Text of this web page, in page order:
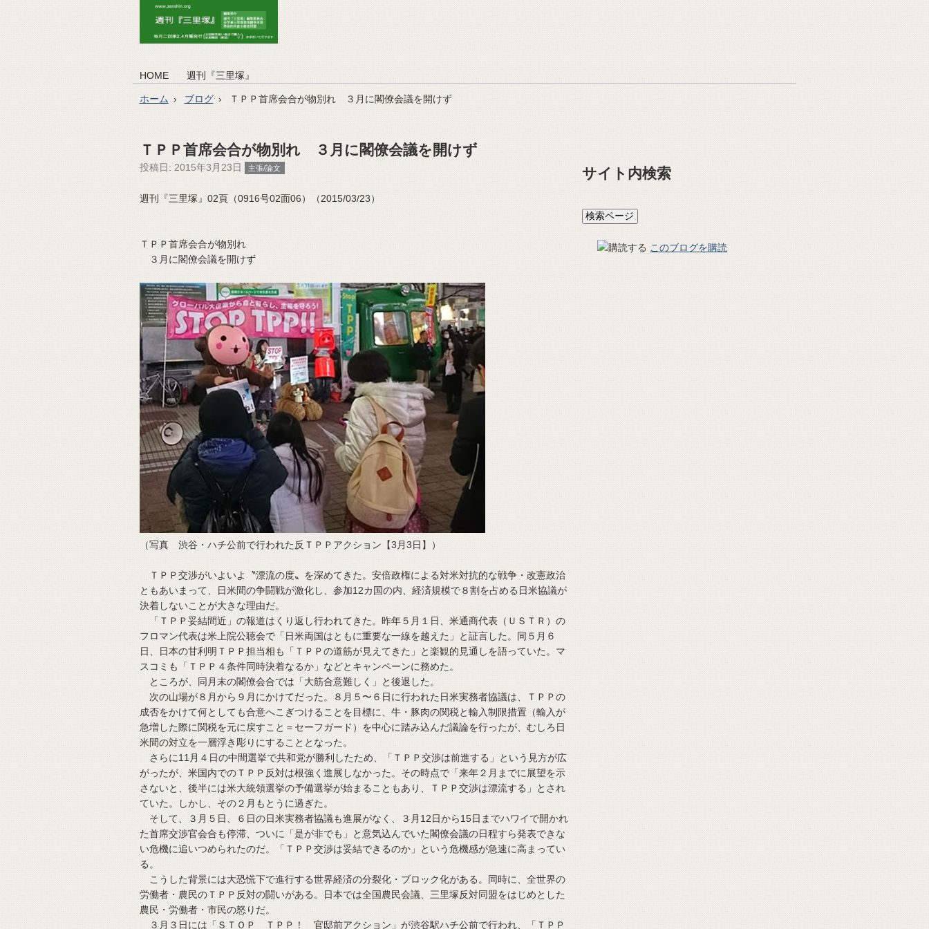
HOME 週刊『三里塚』
ホーム ブログ ＴＰＰ首席会合が物別れ ３月に閣僚会議を開けず
ＴＰＰ首席会合が物別れ ３月に閣僚会議を開けず
投稿日: 2015年3月23日 主張/論文
週刊『三里塚』02頁（0916号02面06）（2015/03/23）
ＴＰＰ首席会合が物別れ
３月に閣僚会議を開けず
（写真 渋谷・ハチ公前で行われた反ＴＰＰアクション【3月3日】）
ＴＰＰ交渉がいよいよ〝漂流の度〟を深めてきた。安倍政権による対米対抗的な戦争・改憲政治
ともあいまって、日米間の争闘戦が激化し、参加12カ国の内、経済規模で８割を占める日米協議が
決着しないことが大きな理由だ。
「ＴＰＰ妥結間近」の報道はくり返し行われてきた。昨年５月１日、米通商代表（ＵＳＴＲ）の
フロマン代表は米上院公聴会で「日米両国はともに重要な一線を越えた」と証言した。同５月６
日、日本の甘利明ＴＰＰ担当相も「ＴＰＰの道筋が見えてきた」と楽観的見通しを語っていた。マ
スコミも「ＴＰＰ４条件同時決着なるか」などとキャンペーンに務めた。
ところが、同月末の閣僚会合では「大筋合意難しく」と後退した。
次の山場が８月から９月にかけてだった。８月５〜６日に行われた日米実務者協議は、ＴＰＰの
成否をかけて何としても合意へこぎつけることを目標に、牛・豚肉の関税と輸入制限措置（輸入が
急増した際に関税を元に戻すこと＝セーフガード）を中心に踏み込んだ議論を行ったが、むしろ日
米間の対立を一層浮き彫りにすることとなった。
さらに11月４日の中間選挙で共和党が勝利したため、「ＴＰＰ交渉は前進する」という見方が広
がったが、米国内でのＴＰＰ反対は根強く進展しなかった。その時点で「来年２月までに展望を示
さないと、後半には米大統領選挙の予備選挙が始まることもあり、ＴＰＰ交渉は漂流する」とされ
ていた。しかし、その２月もとうに過ぎた。
そして、３月５日、６日の日米実務者協議も進展がなく、３月12日から15日までハワイで開かれ
た首席交渉官会合も停滞、ついに「是が非でも」と意気込んでいた閣僚会議の日程すら発表できな
い危機に追いつめられたのだ。「ＴＰＰ交渉は妥結できるのか」という危機感が急速に高まってい
る。
こうした背景には大恐慌下で進行する世界経済の分裂化・ブロック化がある。同時に、全世界の
労働者・農民のＴＰＰ反対の闘いがある。日本では全国農民会議、三里塚反対同盟をはじめとした
農民・労働者・市民の怒りだ。
３月３日には「ＳＴＯＰ ＴＰＰ！ 官邸前アクション」が渋谷駅ハチ公前で行われ、「ＴＰＰ
サイト内検索
このブログを購読